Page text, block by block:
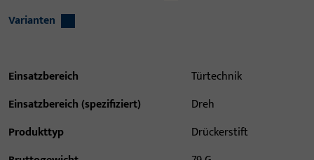
Varianten
Einsatzbereich
Türtechnik
Einsatzbereich (spezifiziert)
Dreh
Produkttyp
Drückerstift